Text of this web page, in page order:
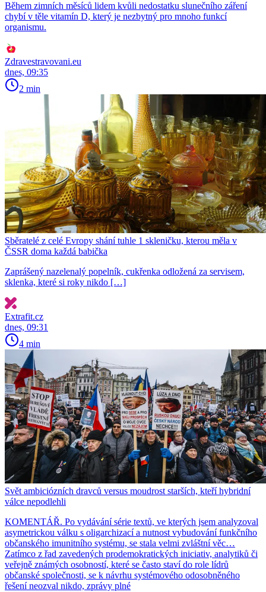
Během zimních měsíců lidem kvůli nedostatku slunečního záření
chybí v těle vitamín D, který je nezbytný pro mnoho funkcí
organismu.
Zdravestravovani.eu
dnes, 09:35
2 min
Sběratelé z celé Evropy shání tuhle 1 skleničku, kterou měla v
ČSSR doma každá babička
Zaprášený nazelenalý popelník, cukřenka odložená za servisem,
sklenka, které si roky nikdo […]
Extrafit.cz
dnes, 09:31
4 min
Svět ambiciózních dravců versus moudrost starších, kteří hybridní
válce nepodlehli
KOMENTÁŘ. Po vydávání série textů, ve kterých jsem analyzoval
asymetrickou válku s oligarchizací a nutnost vybudování funkčního
občanského imunitního systému, se stala velmi zvláštní věc…
Zatímco z řad zavedených prodemokratických iniciativ, analytiků či
veřejně známých osobností, které se často staví do role lídrů
občanské společnosti, se k návrhu systémového odosobněného
řešení neozval nikdo, zprávy plné